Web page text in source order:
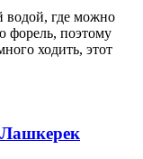
водой, где можно
форель, поэтому
ходить, этот